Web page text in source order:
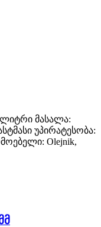
მასალა:
უპირატესობა:
Olejnik,